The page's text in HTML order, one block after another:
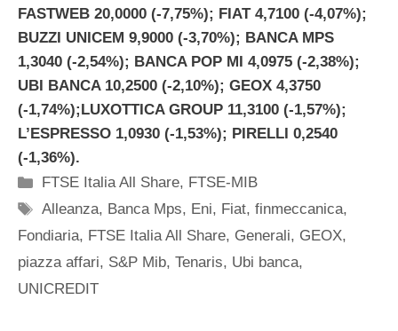
FASTWEB 20,0000 (-7,75%); FIAT 4,7100 (-4,07%);
BUZZI UNICEM 9,9000 (-3,70%); BANCA MPS
1,3040 (-2,54%); BANCA POP MI 4,0975 (-2,38%);
UBI BANCA 10,2500 (-2,10%); GEOX 4,3750
(-1,74%);LUXOTTICA GROUP 11,3100 (-1,57%);
L’ESPRESSO 1,0930 (-1,53%); PIRELLI 0,2540
(-1,36%).
Categorie
FTSE Italia All Share, FTSE-MIB
Tag
Alleanza, Banca Mps, Eni, Fiat,finmeccanica,
Fondiaria, FTSE Italia All Share, Generali, GEOX,
piazza affari, S&P Mib, Tenaris, Ubi banca,
UNICREDIT